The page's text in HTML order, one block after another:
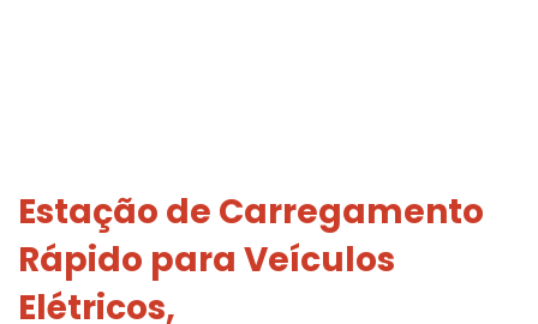
Estação de Carregamento
Rápido para Veículos
Elétricos,